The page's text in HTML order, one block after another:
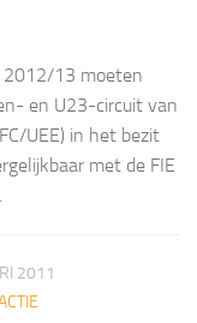
2012/13 moeten
en U23-circuit van
UEE) in het bezit
met de FIE
2011